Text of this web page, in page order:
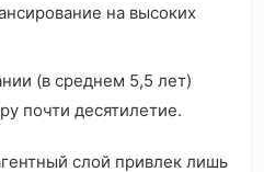
на высоких
(в среднем 5,5 лет)
почти десятилетие.
слой привлек лишь